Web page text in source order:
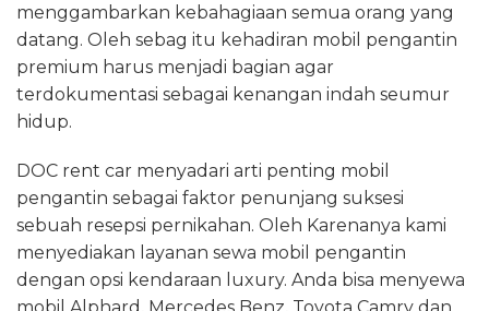
menggambarkan kebahagiaan semua orang yang
datang. Oleh sebag itu kehadiran mobil pengantin
premium harus menjadi bagian agar
terdokumentasi sebagai kenangan indah seumur
hidup.
DOC rent car menyadari arti penting mobil
pengantin sebagai faktor penunjang suksesi
sebuah resepsi pernikahan. Oleh Karenanya kami
menyediakan layanan sewa mobil pengantin
dengan opsi kendaraan luxury. Anda bisa menyewa